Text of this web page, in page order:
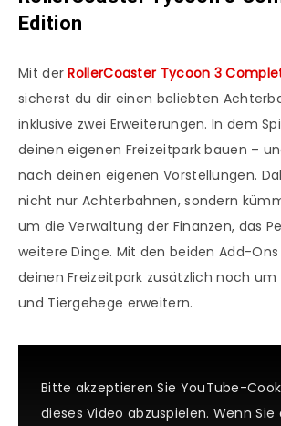
Edition
Mit derRollerCoaster Tycoon 3
sicherst du dir einen beliebten
inklusive zwei Erweiterungen. In dem
deinen eigenen Freizeitpark bauen –
nach deinen eigenen Vorstellungen.
nicht nur Achterbahnen, sondern
um die Verwaltung der Finanzen, das
weitere Dinge. Mit den beiden Add-
deinen Freizeitpark zusätzlich noch um
und Tiergehege erweitern.
Bitte akzeptieren Sie YouTube-
dieses Video abzuspielen. Wenn Sie